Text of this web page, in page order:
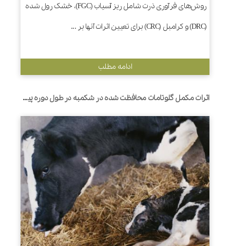
روش‌های فرآوری ذرت شامل ریز آسیاب (FGC)، خشک رول شده
(DRC) و کرامبل (CRC) برای تعیین اثرات آنها بر ...
ادامه مطلب
اثرات مکمل گلوتامات محافظت شده در شکمبه در طول دوره پیرامون زایمان بر قابلیت هضم، التهاب، پاسخ های متابولیکی و عملکرد در گاوهای شیری